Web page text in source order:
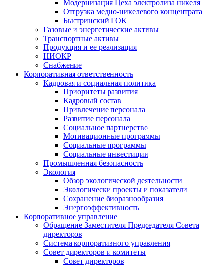
Модернизация Цеха электролиза никеля
Отгрузка медно-никелевого концентрата
Быстринский ГОК
Газовые и энергетические активы
Транспортные активы
Продукция и ее реализация
НИОКР
Снабжение
Корпоративная ответственность
Кадровая и социальная политика
Приоритеты развития
Кадровый состав
Привлечение персонала
Развитие персонала
Социальное партнерство
Мотивационные программы
Социальные программы
Социальные инвестиции
Промышленная безопасность
Экология
Обзор экологической деятельности
Экологически проекты и показатели
Сохранение биоразнообразия
Энергоэффективность
Корпоративное управление
Обращение Заместителя Председателя Совета
директоров
Система корпоративного управления
Совет директоров и комитеты
Совет директоров